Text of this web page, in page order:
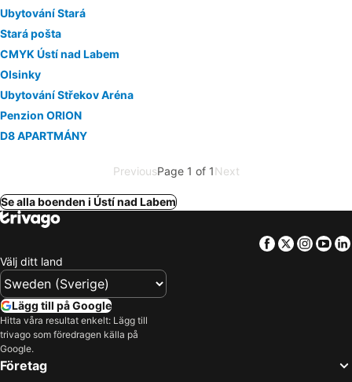
Ubytování Stará
Stará pošta
CMYK Ústí nad Labem
Olsinky
Ubytování Střekov Aréna
Penzion ORION
D8 APARTMÁNY
PreviousPage 1 of 1Next
Se alla boenden i Ústí nad Labem
Facebook
Twitter
Välj ditt land
Lägg till på Google
Hitta våra resultat enkelt: Lägg till
trivago som föredragen källa på
Google.
Företag